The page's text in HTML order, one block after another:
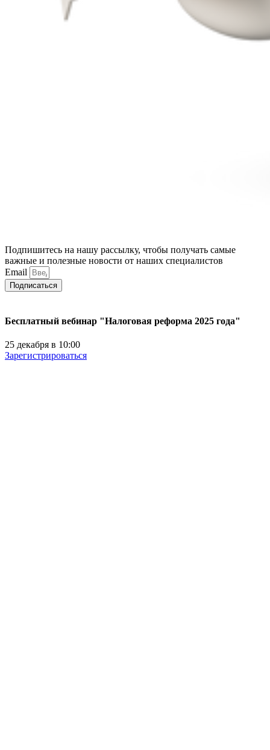
Подпишитесь на нашу рассылку, чтобы получать самые
важные и полезные новости от наших специалистов
Email
Подписаться
Бесплатный вебинар "Налоговая реформа 2025 года"
25 декабря в 10:00
Зарегистрироваться